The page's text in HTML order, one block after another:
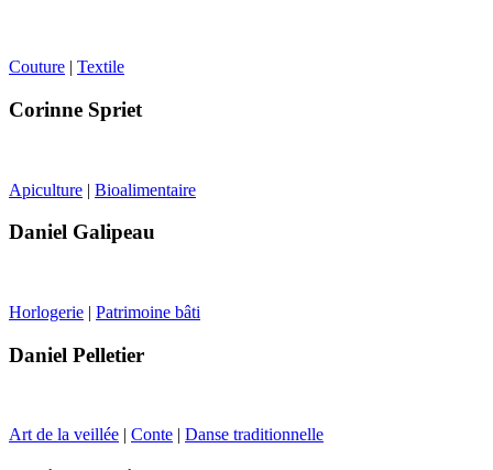
Couture | Textile
Corinne Spriet
Apiculture | Bioalimentaire
Daniel Galipeau
Horlogerie | Patrimoine bâti
Daniel Pelletier
Art de la veillée | Conte | Danse traditionnelle